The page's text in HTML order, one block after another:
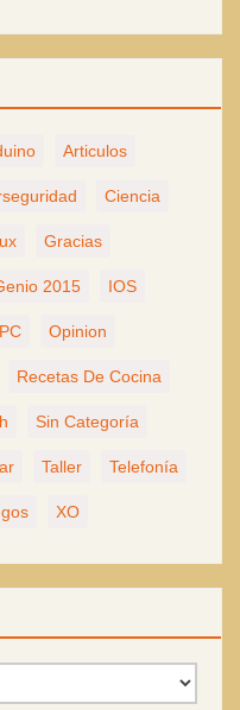
Articulos
Ciencia
Gracias
2015 IOS
Opinion
Recetas De Cocina
Sin Categoría
Taller Telefonía
XO